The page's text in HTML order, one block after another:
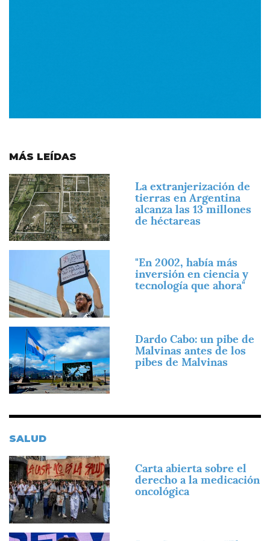
MÁS LEÍDAS
Imagen
La extranjerización de
tierras en Argentina
alcanza las 13 millones
de héctareas
"En 2002, había más
inversión en ciencia y
tecnología que ahora"
Imagen
Dardo Cabo: un pibe de
Malvinas antes de los
pibes de Malvinas
SALUD
Imagen
Carta abierta sobre el
derecho a la medicación
oncológica
Imagen